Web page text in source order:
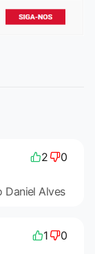
2 0
Daniel Alves
1 0